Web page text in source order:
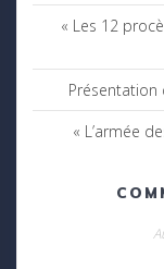
« Les 12
Présentation
« L’armée